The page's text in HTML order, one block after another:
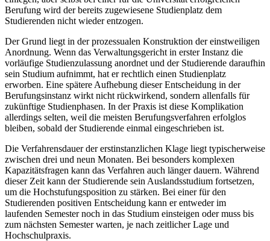
Berufung wird der bereits zugewiesene Studienplatz dem
Studierenden nicht wieder entzogen.
Der Grund liegt in der prozessualen Konstruktion der einstweiligen
Anordnung. Wenn das Verwaltungsgericht in erster Instanz die
vorläufige Studienzulassung anordnet und der Studierende daraufhin
sein Studium aufnimmt, hat er rechtlich einen Studienplatz
erworben. Eine spätere Aufhebung dieser Entscheidung in der
Berufungsinstanz wirkt nicht rückwirkend, sondern allenfalls für
zukünftige Studienphasen. In der Praxis ist diese Komplikation
allerdings selten, weil die meisten Berufungsverfahren erfolglos
bleiben, sobald der Studierende einmal eingeschrieben ist.
Die Verfahrensdauer der erstinstanzlichen Klage liegt typischerweise
zwischen drei und neun Monaten. Bei besonders komplexen
Kapazitätsfragen kann das Verfahren auch länger dauern. Während
dieser Zeit kann der Studierende sein Auslandsstudium fortsetzen,
um die Hochstufungsposition zu stärken. Bei einer für den
Studierenden positiven Entscheidung kann er entweder im
laufenden Semester noch in das Studium einsteigen oder muss bis
zum nächsten Semester warten, je nach zeitlicher Lage und
Hochschulpraxis.